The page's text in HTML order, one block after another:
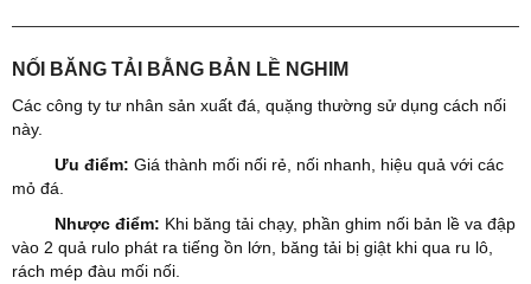
NỐI BĂNG TẢI BẰNG BẢN LỀ NGHIM
Các công ty tư nhân sản xuất đá, quặng thường sử dụng cách nối
này.
Ưu điểm: Giá thành mối nối rẻ, nối nhanh, hiệu quả với các
mỏ đá.
Nhược điểm: Khi băng tải chạy, phần ghim nối bản lề va đập
vào 2 quả rulo phát ra tiếng ồn lớn, băng tải bị giật khi qua ru lô,
rách mép đàu mối nối.